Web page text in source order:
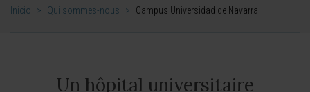
Inicio > Qui sommes-nous > Campus Universidad de Navarra
Un hôpital universitaire